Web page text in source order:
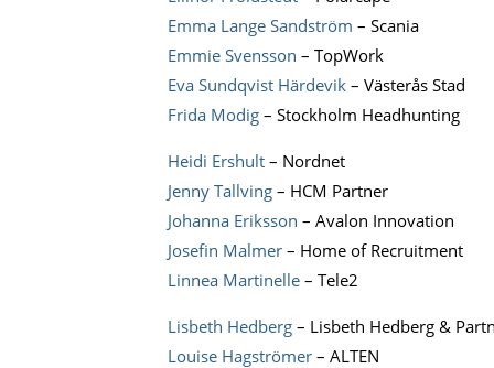
Emma Lange Sandström – Scania
Emmie Svensson – TopWork
Eva Sundqvist Härdevik – Västerås Stad
Frida Modig – Stockholm Headhunting
Heidi Ershult – Nordnet
Jenny Tallving – HCM Partner
Johanna Eriksson – Avalon Innovation
Josefin Malmer – Home of Recruitment
Linnea Martinelle – Tele2
Lisbeth Hedberg – Lisbeth Hedberg &
Louise Hagströmer – ALTEN